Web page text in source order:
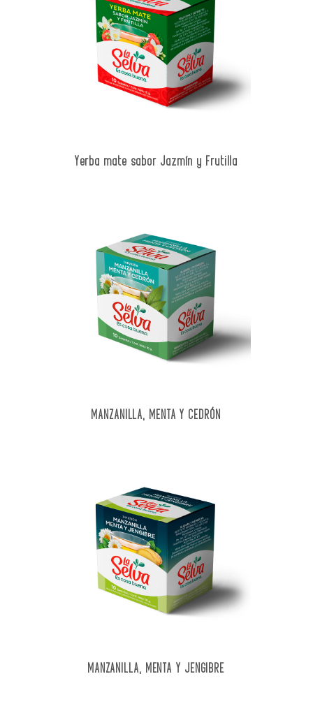
Yerba mate sabor Jazmín y Frutilla
MANZANILLA, MENTA Y CEDRÓN
MANZANILLA, MENTA Y JENGIBRE